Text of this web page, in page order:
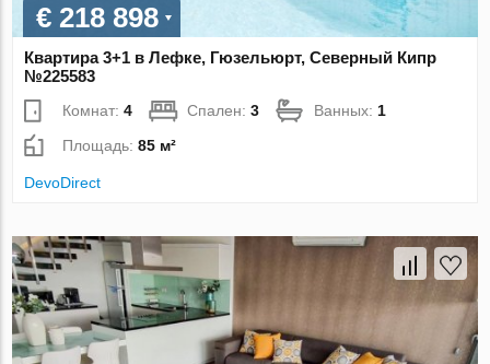
€ 218 898
Квартира 3+1 в Лефке, Гюзельюрт, Северный Кипр
№225583
Комнат:4 Спален:3 Ванных:1
Площадь:85 м²
DevoDirect